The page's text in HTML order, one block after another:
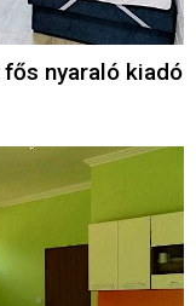
nyaraló kiadó